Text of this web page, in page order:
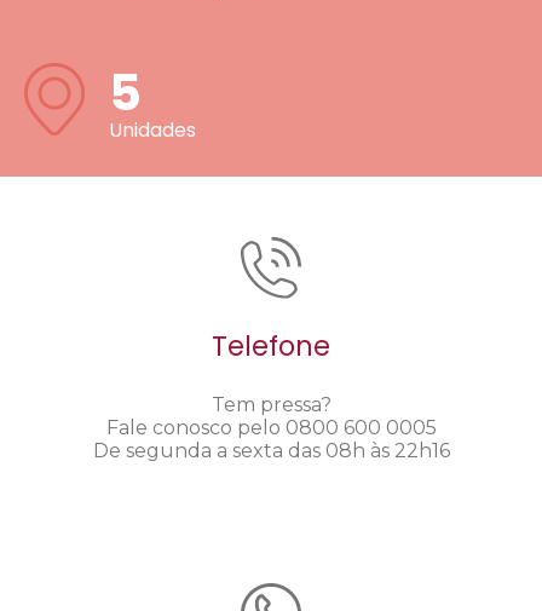
5
Unidades
Telefone
Tem pressa?
Fale conosco pelo 0800 600 0005
De segunda a sexta das 08h às 22h16